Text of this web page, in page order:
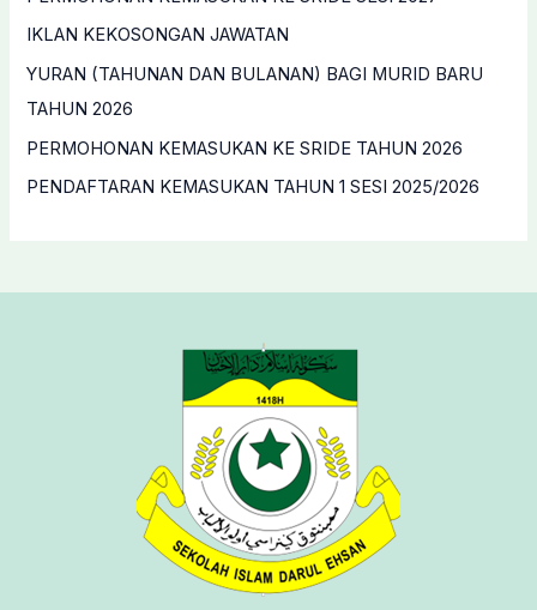
IKLAN KEKOSONGAN JAWATAN
YURAN (TAHUNAN DAN BULANAN) BAGI MURID BARU
TAHUN 2026
PERMOHONAN KEMASUKAN KE SRIDE TAHUN 2026
PENDAFTARAN KEMASUKAN TAHUN 1 SESI 2025/2026